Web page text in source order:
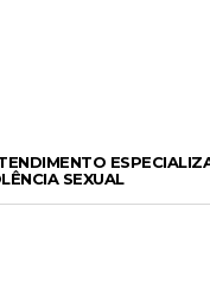
SEXUAL